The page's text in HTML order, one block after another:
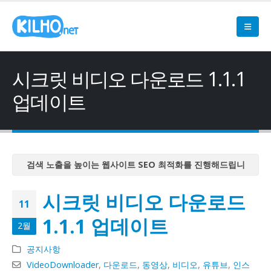
시크릿 비디오 다운로드 1.1.1
업데이트
검색 노출을 높이는 웹사이트 SEO 최적화를 진행해드립니
검색 노출을 높이는 웹사이트 SEO 최적화를 진행해드립니
다
검색 노출을 높이는 웹사이트 SEO 최적화를 진행해드립니
검색 노출을 높이는 웹사이트 SEO 최적화를 진행해드립니
11
2월
시크릿 비디오 다운로드
1.1.1 업데이트
공지사항
VideoDownloader, 다운로드, 동영상, 비디오, 유튜브, 인스